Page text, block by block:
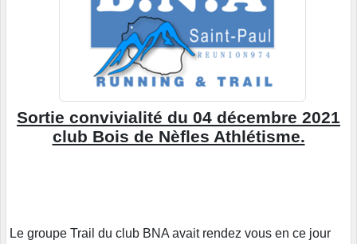
Sortie convivialité du 04 décembre 2021
club Bois de Nèfles Athlétisme.
Le groupe Trail du club BNA avait rendez vous en ce jour